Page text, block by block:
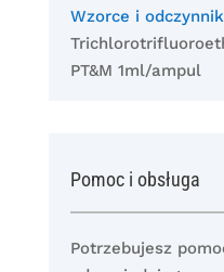
Wzorce i
PT&M 1ml/ampul
Pomoc i obsługa
Potrzebujesz